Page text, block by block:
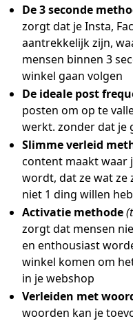
De 3 seconde
zorgt dat je Insta,
aantrekkelijk zijn,
mensen binnen 3
winkel gaan volgen
De ideale post
posten om op te
werkt. zonder dat je
Slimme verleid
content maakt waar
wordt, dat ze wat ze
niet 1 ding willen
Activatie methode
zorgt dat mensen
en enthousiast
winkel komen om
in je webshop
Verleiden met
woorden kan je